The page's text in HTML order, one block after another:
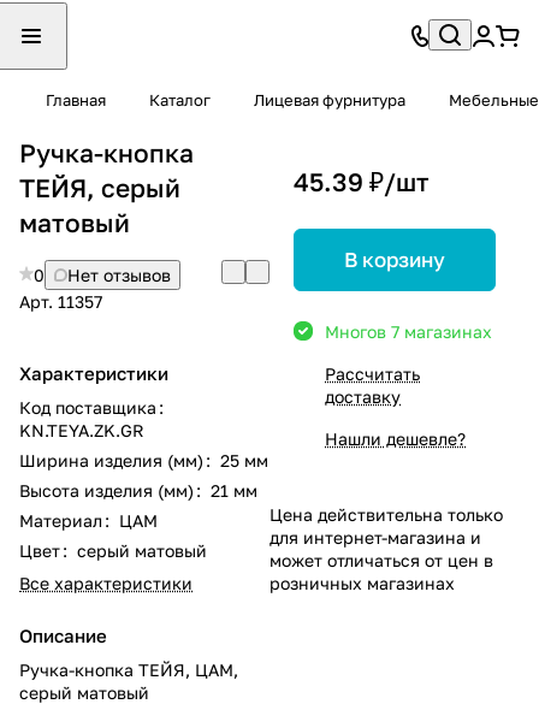
Главная Каталог Лицевая фурнитура
Ручка-кнопка
ТЕЙЯ, серый
матовый
0
Нет отзывов
Арт. 11357
Характеристики
Код поставщика :
KN.TEYA.ZK.GR
Ширина изделия (мм) : 25 мм
Высота изделия (мм) : 21 мм
Материал : ЦАМ
Цвет: серый матовый
Все характеристики
Описание
Ручка-кнопка TEЙЯ, ЦАМ,
серый матовый
45.39 ₽/шт
В корзину
Многов 7 магазинах
Рассчитать
доставку
Нашли дешевле?
Цена действительна только
для интернет-магазина и
может отличаться от цен в
розничных магазинах